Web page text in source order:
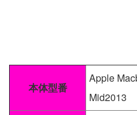
本体型番
Apple
Mid2013